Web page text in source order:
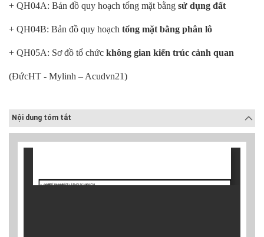
+ QH04A: Bản đồ quy hoạch tổng mặt bằng sử dụng đất
+ QH04B: Bản đồ quy hoạch tổng mặt bằng phân lô
+ QH05A: Sơ đồ tổ chức không gian kiến trúc cảnh quan
(ĐứcHT - Mylinh – Acudvn21)
Nội dung tóm tắt